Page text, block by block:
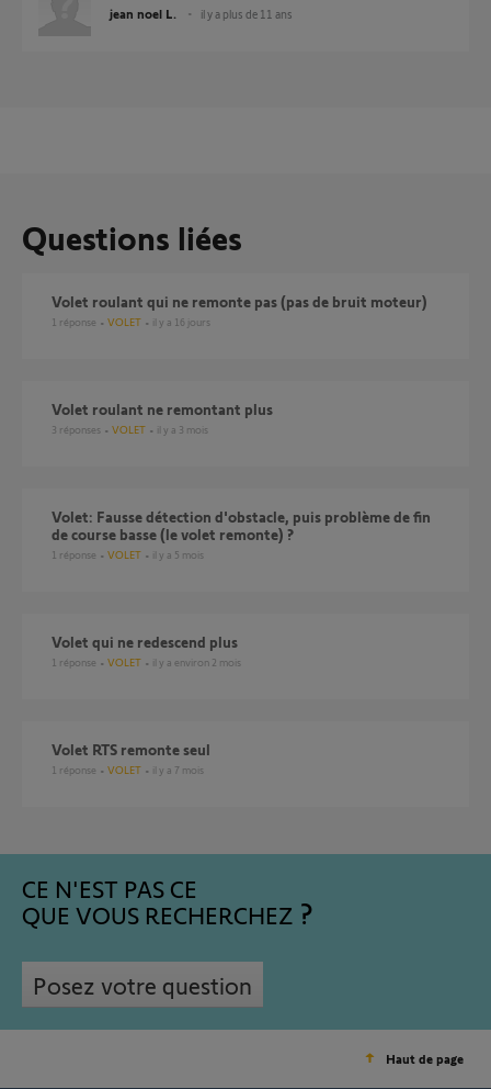
jean noel L. il y a plus de 11 ans
Questions liées
Volet roulant qui ne remonte pas (pas de bruit moteur)
1 réponse VOLET il y a 16 jours
Volet roulant ne remontant plus
3 réponses VOLET il y a 3 mois
Volet: Fausse détection d'obstacle, puis problème de fin
de course basse (le volet remonte) ?
1 réponse VOLET il y a 5 mois
Volet qui ne redescend plus
1 réponse VOLET il y a environ 2 mois
Volet RTS remonte seul
1 réponse VOLET il y a 7 mois
CE N'EST PAS CE
QUE VOUS RECHERCHEZ
Posez votre question
Haut de page